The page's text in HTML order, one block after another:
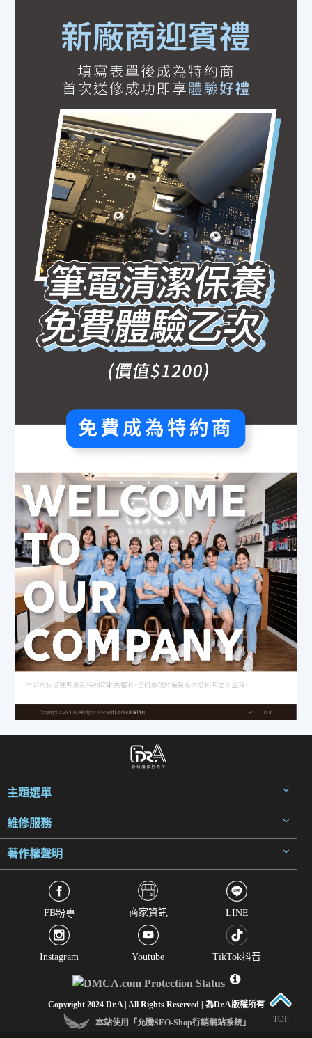
主題選單
維修服務
著作權聲明
FB粉專 商家資訊 LINE
Instagram Youtube TikTok抖音
Copyright 2024 Dr.A | All Rights Reserved | 為Dr.A版權所有
本站使用「允騰SEO-Shop行銷網站系統」
TOP